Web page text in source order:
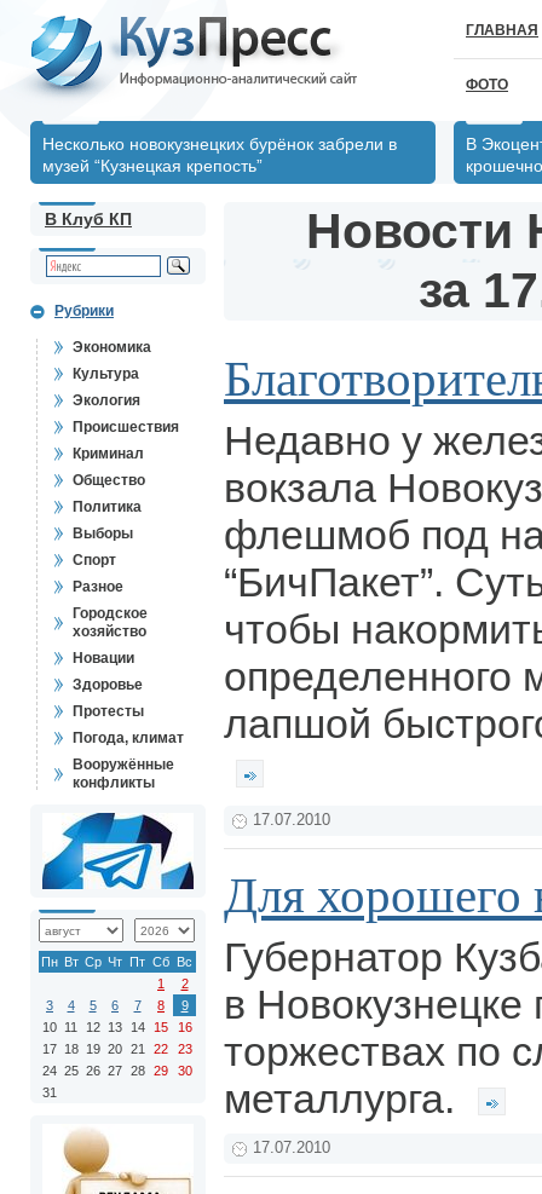
ГЛАВНАЯ
ФОТО
Несколько новокузнецких бурёнок забрели в
музей “Кузнецкая крепость”
В
В Клуб КП
Рубрики
Экономика
Культура
Экология
Происшествия
Криминал
Общество
Политика
Выборы
Спорт
Разное
Городское
хозяйство
Новации
Здоровье
Протесты
Погода, климат
Вооружённые
конфликты
Пн Вт Ср Чт Пт Сб Вс
1
2
3
4 5 6 7 8
9
10 11 12 13 14 15
16
17 18 19 20 21 22
23
24 25 26 27 28 29
30
31
Новости
за
Недавно у
вокзала
флешмоб под
“БичПакет”.
чтобы
определенного
лапшой
17.07.2010
Для хорошего
Губернатор
в Новокузнецке
торжествах по
металлурга.
17.07.2010